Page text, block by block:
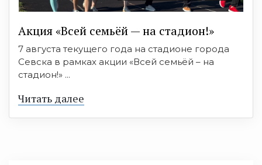
Акция «Всей семьёй — на стадион!»
7 августа текущего года на стадионе города
Севска в рамках акции «Всей семьёй – на
стадион!» ...
Читать далее